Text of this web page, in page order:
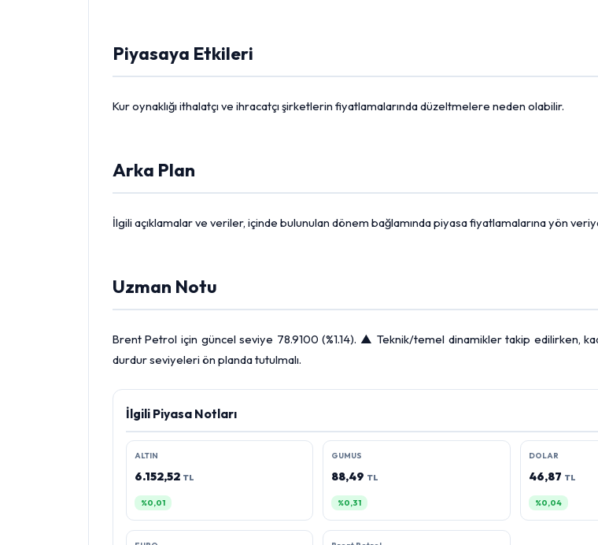
Piyasaya Etkileri
Kur oynaklığı ithalatçı ve ihracatçı şirketlerin fiyatlamalarında düzeltmelere neden olabilir.
Arka Plan
İlgili açıklamalar ve veriler, içinde bulunulan dönem bağlamında piyasa fiyatlamalarına yön
Uzman Notu
Brent Petrol için güncel seviye 78.9100 (%1.14). ▲ Teknik/temel dinamikler takip edilirken,
durdur seviyeleri ön planda tutulmalı.
İlgili Piyasa Notları
ALTIN
6.152,52 TL
%0,01
GUMUS
88,49 TL
%0,31
DOLAR
46,87 TL
%0,04